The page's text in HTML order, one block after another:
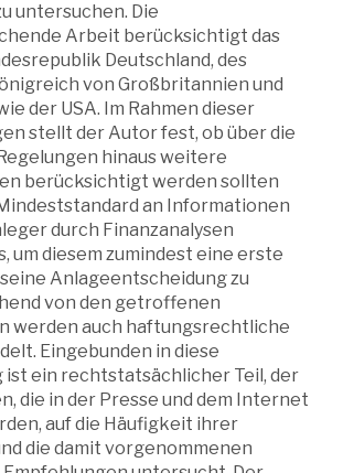
untersuchen. Die
Arbeit berücksichtigt das
Deutschland, des
von Großbritannien und
der USA. Im Rahmen dieser
stellt der Autor fest, ob über die
hinaus weitere
berücksichtigt werden sollten
an Informationen
durch Finanzanalysen
um diesem zumindest eine erste
Anlageentscheidung zu
von den getroffenen
werden auch haftungsrechtliche
Eingebunden in diese
ist ein rechtstatsächlicher Teil, der
die in der Presse und dem Internet
auf die Häufigkeit ihrer
die damit vorgenommenen